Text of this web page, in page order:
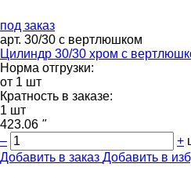
под заказ
арт. 30/30 с вертлюшком
Цилиндр 30/30 хром с
Норма отгрузки:
от 1 шт
Кратность в заказе:
1 шт
423.06 "
–
+
Добавить в заказ Добавить в